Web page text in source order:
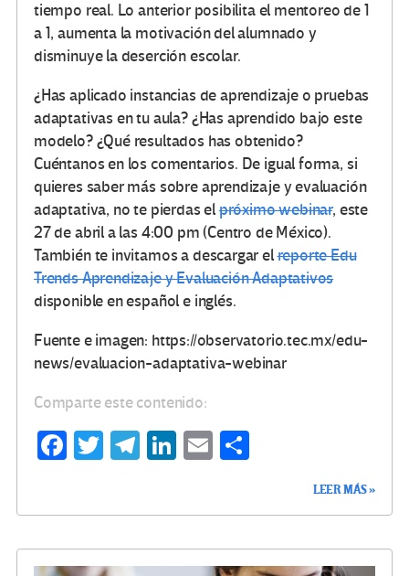
tiempo real. Lo anterior posibilita el mentoreo de 1
a 1, aumenta la motivación del alumnado y
disminuye la deserción escolar.
¿Has aplicado instancias de aprendizaje o pruebas
adaptativas en tu aula? ¿Has aprendido bajo este
modelo? ¿Qué resultados has obtenido?
Cuéntanos en los comentarios. De igual forma, si
quieres saber más sobre aprendizaje y evaluación
adaptativa, no te pierdas elpróximo webinar, este
27 de abril a las 4:00 pm (Centro de México).
También te invitamos a descargar elreporte Edu
Trends Aprendizaje y Evaluación Adaptativos
disponible en español e inglés.
Fuente e imagen: https://observatorio.tec.mx/edu-
news/evaluacion-adaptativa-webinar
Comparte este contenido:
Fa
o
T
Te
m
Li
n
E
ar
LEER MÁS »